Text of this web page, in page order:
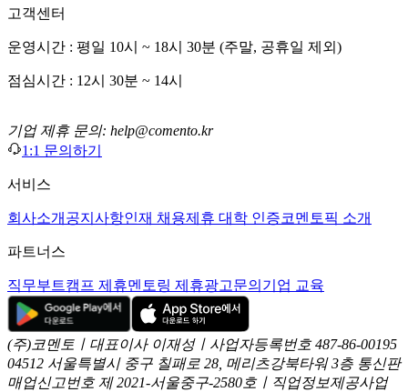
고객센터
운영시간 : 평일 10시 ~ 18시 30분 (주말, 공휴일 제외)
점심시간 : 12시 30분 ~ 14시
기업 제휴 문의: help@comento.kr
1:1 문의하기
서비스
회사소개 공지사항인재 채용제휴 대학 인증코멘토픽 소개
파트너스
직무부트캠프 제휴멘토링 제휴광고문의 기업 교육
(주)코멘토ㅣ대표이사 이재성ㅣ사업자등록번호 487-86-00195
04512 서울특별시 중구 칠패로 28, 메리츠강북타워 3층 통신판
매업신고번호 제 2021-서울중구-2580호ㅣ직업정보제공사업